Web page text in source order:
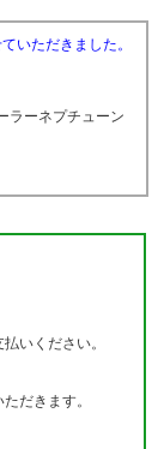
いただきました。
ラーネプチューン
いください。
だきます。